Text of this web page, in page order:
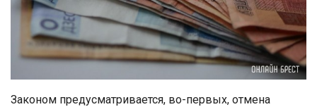
Законом предусматривается, во-первых, отмена